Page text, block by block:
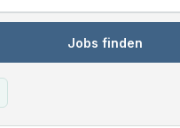
Jobs finden